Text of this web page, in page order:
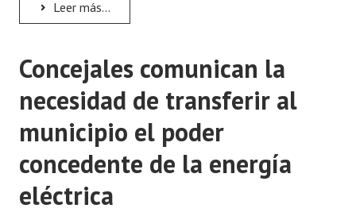
Informes de Unidad Coordinadora
Actas de Audiencias Públicas
NORMATIVA
Comunicaciones
Declaraciones
Resoluciones
Leer más...
Concejales comunican la
necesidad de transferir al
municipio el poder
concedente de la energía
eléctrica